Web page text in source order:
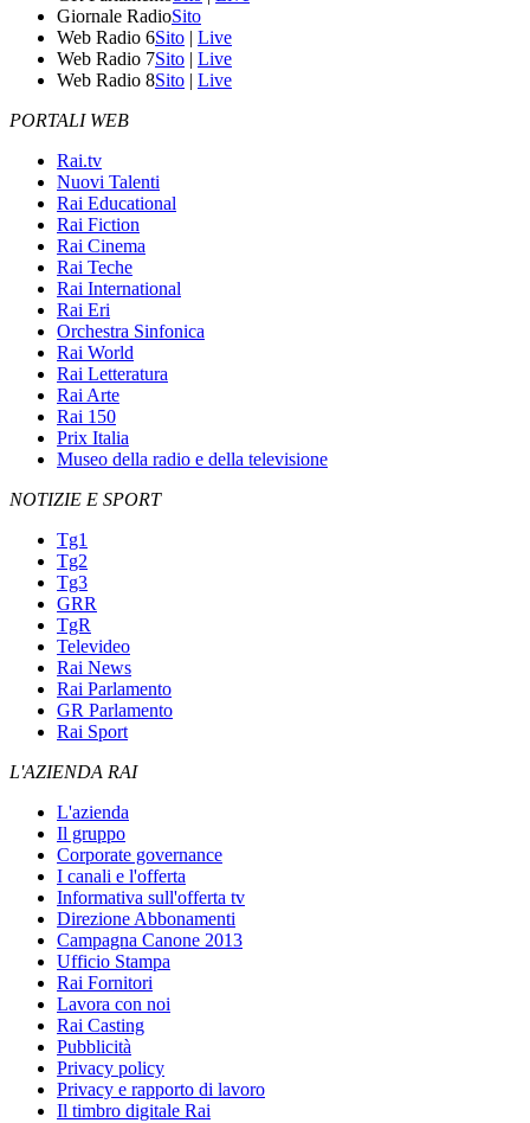
Giornale RadioSito
Web Radio 6Sito | Live
Web Radio 7Sito | Live
Web Radio 8Sito | Live
PORTALI WEB
Rai.tv
Nuovi Talenti
Rai Educational
Rai Fiction
Rai Cinema
Rai Teche
Rai International
Rai Eri
Orchestra Sinfonica
Rai World
Rai Letteratura
Rai Arte
Rai 150
Prix Italia
Museo della radio e della televisione
NOTIZIE E SPORT
Tg1
Tg2
Tg3
GRR
TgR
Televideo
Rai News
Rai Parlamento
GR Parlamento
Rai Sport
L'AZIENDA RAI
L'azienda
Il gruppo
Corporate governance
I canali e l'offerta
Informativa sull'offerta tv
Direzione Abbonamenti
Campagna Canone 2013
Ufficio Stampa
Rai Fornitori
Lavora con noi
Rai Casting
Pubblicità
Privacy policy
Privacy e rapporto di lavoro
Il timbro digitale Rai